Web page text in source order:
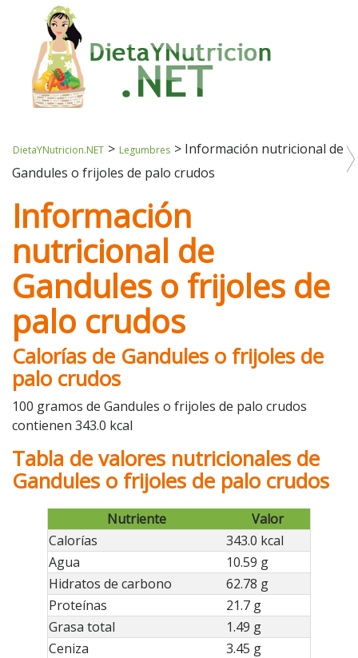
DietaYNutricion.NET > Legumbres > Información nutricional de
Gandules o frijoles de palo crudos
Información
nutricional de
Gandules o frijoles de
palo crudos
Calorías de Gandules o frijoles de
palo crudos
100 gramos de Gandules o frijoles de palo crudos
contienen 343.0 kcal
Tabla de valores nutricionales de
Gandules o frijoles de palo crudos
Nutriente
Valor
Calorías
343.0 kcal
Agua
10.59 g
Hidratos de carbono
62.78 g
Proteínas
21.7 g
Grasa total
1.49 g
Ceniza
3.45 g